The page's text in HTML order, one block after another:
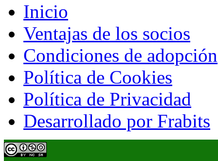
Inicio
Ventajas de los socios
Condiciones de adopción
Política de Cookies
Política de Privacidad
Desarrollado por Frabits